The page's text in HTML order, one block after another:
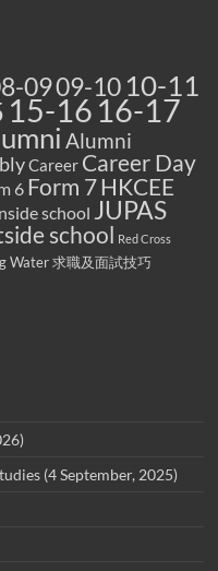
0909-10 10-11
15-16 16-17
Alumni
Career Career Day
6 Form 7HKCEE
school JUPAS
school Red Cross
Water 求職及面試技巧
(4 September, 2025)